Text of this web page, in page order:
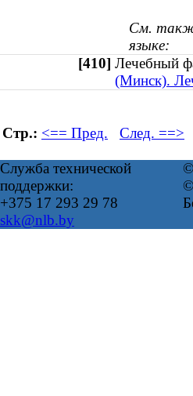
См.
языке:
[410] Лечебный
(Минск).
Стр.: <== Пред. След. ==>
Служба технической
поддержки:
+375 17 293 29 78
skk@nlb.by